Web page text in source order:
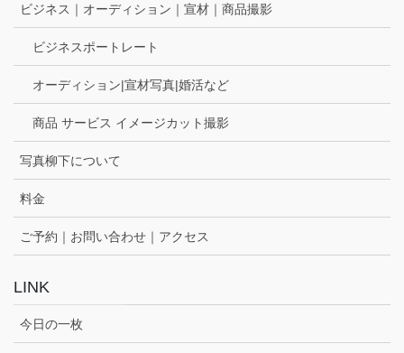
ビジネス｜オーディション｜宣材｜商品撮影
ビジネスポートレート
オーディション|宣材写真|婚活など
商品 サービス イメージカット撮影
写真柳下について
料金
ご予約｜お問い合わせ｜アクセス
LINK
今日の一枚